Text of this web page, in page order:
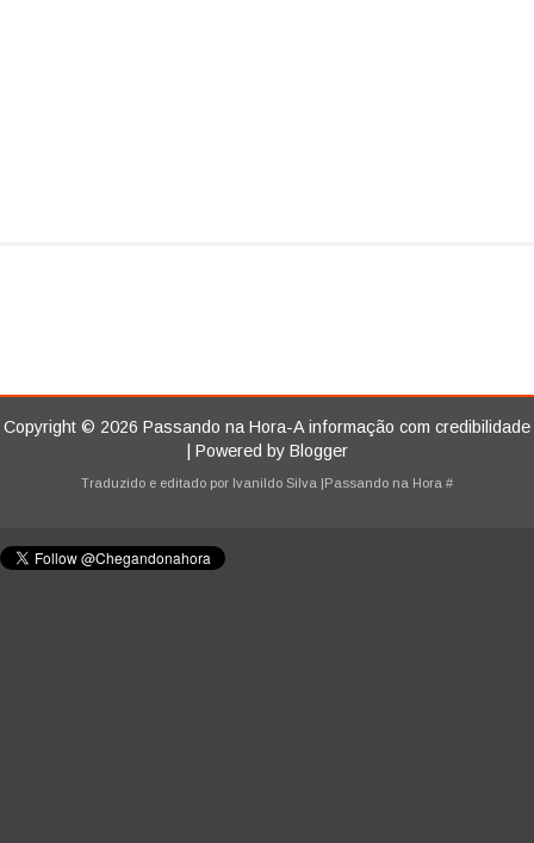
Copyright © 2026 Passando na Hora-A informação com credibilidade
| Powered by Blogger
Traduzido e editado por Ivanildo Silva |Passando na Hora #